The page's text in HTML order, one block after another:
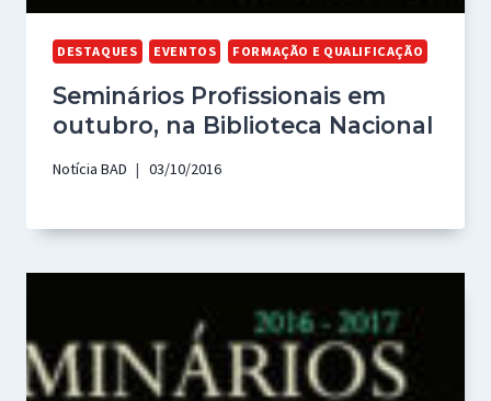
DESTAQUES EVENTOS FORMAÇÃO E QUALIFICAÇÃO
Seminários Profissionais em
outubro, na Biblioteca Nacional
Notícia BAD 03/10/2016